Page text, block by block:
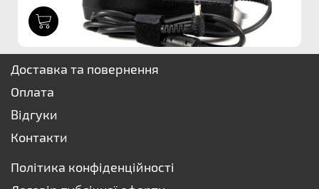
Доставка та повернення
Оплата
Відгуки
Контакти
Політика конфіденційності